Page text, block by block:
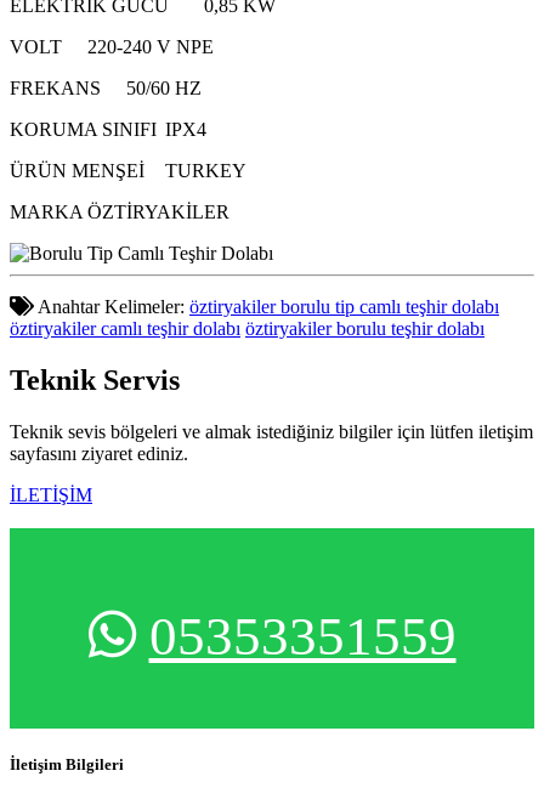
ELEKTRİK GÜCÜ
0,85 KW
VOLT
220-240 V NPE
FREKANS
50/60 HZ
KORUMA SINIFI IPX4
ÜRÜN MENŞEİ
TURKEY
MARKA ÖZTİRYAKİLER
Anahtar Kelimeler: öztiryakiler borulu tip camlı teşhir dolabı
öztiryakiler camlı teşhir dolabı öztiryakiler borulu teşhir dolabı
Teknik Servis
Teknik sevis bölgeleri ve almak istediğiniz bilgiler için lütfen iletişim
sayfasını ziyaret ediniz.
İLETİŞİM
05353351559
İletişim Bilgileri